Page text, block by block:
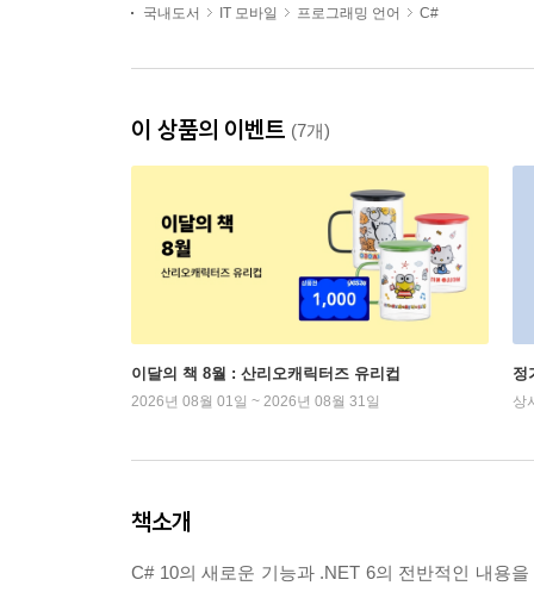
국내도서 IT 모바일 프로그래밍 언어 C#
이 상품의 이벤트 (7개)
이달의 책 8월 : 산리오캐릭터즈 유리컵
2026년 08월 01일 ~ 2026년 08월 31일
정
상
책소개
C# 10의 새로운 기능과 .NET 6의 전반적인 내용